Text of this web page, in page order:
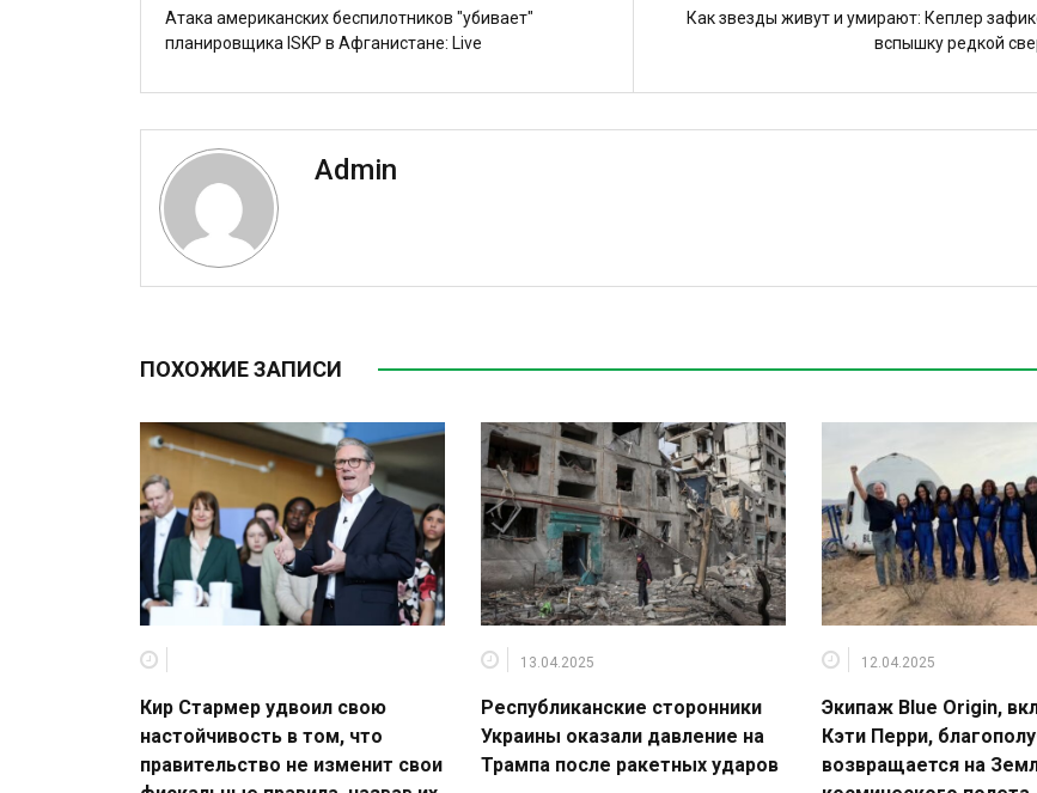
Атака американских беспилотников "убивает"
планировщика ISKP в Афганистане: Live
Как звезды живут и умирают: Кеплер
вспышку редкой
Admin
ПОХОЖИЕ ЗАПИСИ
Кир Стармер удвоил свою
настойчивость в том, что
правительство не изменит свои
13.04.2025
Республиканские сторонники
Украины оказали давление на
Трампа после ракетных ударов
12.04.2025
Экипаж Blue Origin,
Кэти Перри,
возвращается на